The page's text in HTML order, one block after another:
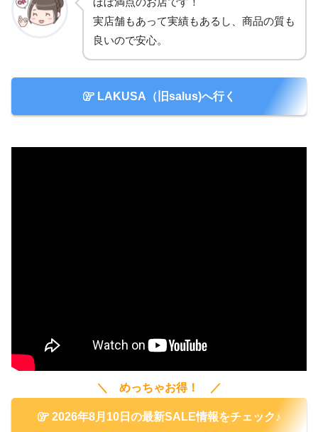
実店舗もあって実績もあるし、商品の質も
良いので安心。
LAKUSA（旧salus)へ行く
＼ めっちゃお得！ ／
2026年8月10日の最新SALE情報をチェック♪